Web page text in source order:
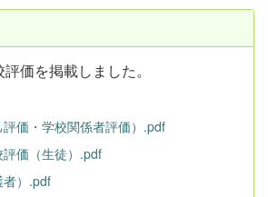
価を掲載しました。
価・学校関係者評価）.pdf
評価（生徒）.pdf
者）.pdf